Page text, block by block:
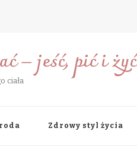
– jeść, pić i żyć
ciała
Zdrowy styl życia